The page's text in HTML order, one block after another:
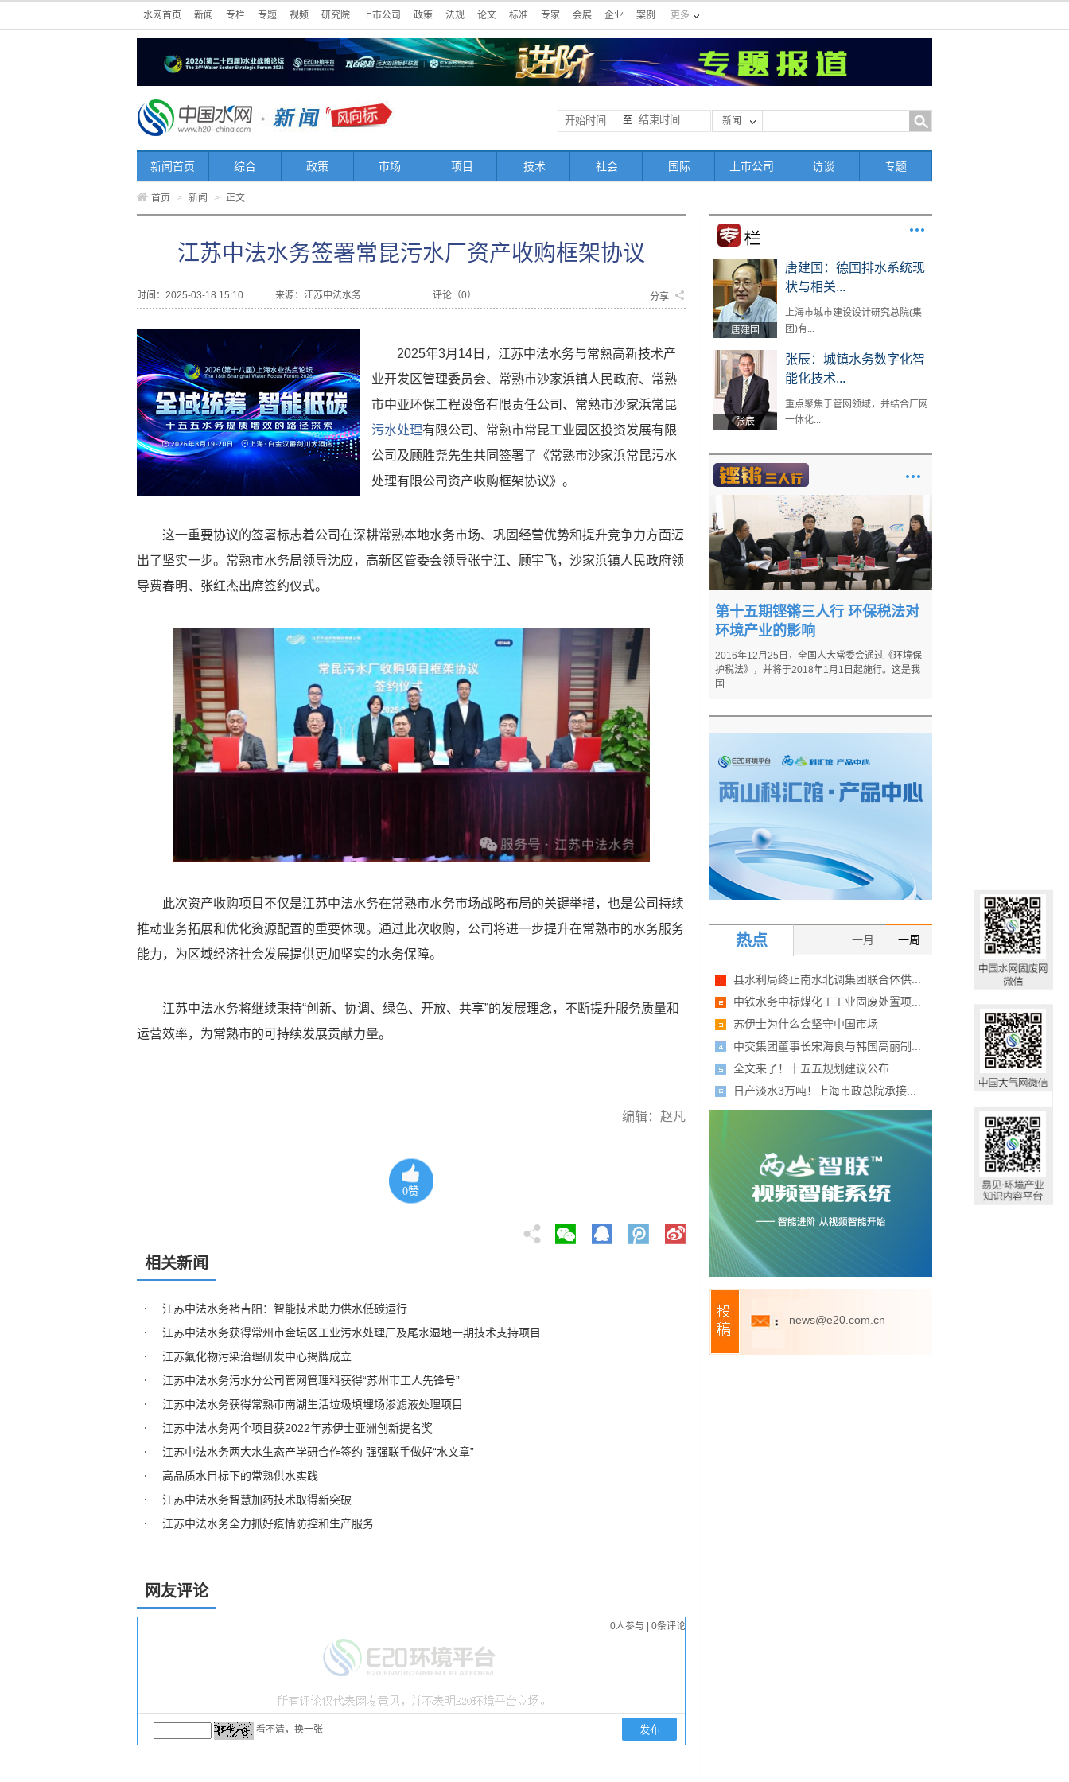
水网首页 新闻 专栏 专题 视频 研究院 上市公司 政策 法规 论文 标准 专家 会展 企业 案例 更多
至 新闻
新闻首页 综合 政策 市场 项目 技术 社会 国际 上市公司 访谈 专题
首页 > 新闻 > 正文
江苏中法水务签署常昆污水厂资产收购框架协议
时间：2025-03-18 15:10 来源： 江苏中法水务 评论（0） 分享
2025年3月14日，江苏中法水务与常熟高新技术产
业开发区管理委员会、常熟市沙家浜镇人民政府、常熟
市中亚环保工程设备有限责任公司、常熟市沙家浜常昆
污水处理有限公司、常熟市常昆工业园区投资发展有限
公司及顾胜尧先生共同签署了《常熟市沙家浜常昆污水
处理有限公司资产收购框架协议》。
这一重要协议的签署标志着公司在深耕常熟本地水务市场、巩固经营优势和提升竞争力方面迈
出了坚实一步。常熟市水务局领导沈应，高新区管委会领导张宁江、顾宇飞，沙家浜镇人民政府领
导费春明、张红杰出席签约仪式。
此次资产收购项目不仅是江苏中法水务在常熟市水务市场战略布局的关键举措，也是公司持续
推动业务拓展和优化资源配置的重要体现。通过此次收购，公司将进一步提升在常熟市的水务服务
能力，为区域经济社会发展提供更加坚实的水务保障。
江苏中法水务将继续秉持“创新、协调、绿色、开放、共享”的发展理念，不断提升服务质量和
运营效率，为常熟市的可持续发展贡献力量。
编辑：赵凡
0赞
相关新闻
江苏中法水务褚吉阳：智能技术助力供水低碳运行
江苏中法水务获得常州市金坛区工业污水处理厂及尾水湿地一期技术支持项目
江苏氟化物污染治理研发中心揭牌成立
江苏中法水务污水分公司管网管理科获得“苏州市工人先锋号”
江苏中法水务获得常熟市南湖生活垃圾填埋场渗滤液处理项目
江苏中法水务两个项目获2022年苏伊士亚洲创新提名奖
江苏中法水务两大水生态产学研合作签约 强强联手做好“水文章”
高品质水目标下的常熟供水实践
江苏中法水务智慧加药技术取得新突破
江苏中法水务全力抓好疫情防控和生产服务
网友评论
0人参与 0条评论
看不清，换一张
唐建国
唐建国：德国排水系统现
状与相关...
上海市城市建设设计研究总院(集
团)有...
张辰
张辰：城镇水务数字化智
能化技术...
重点聚焦于管网领域，并结合厂网
一体化...
第十五期铿锵三人行 环保税法对
环境产业的影响
2016年12月25日，全国人大常委会通过《环境保
护税法》，并将于2018年1月1日起施行。这是我
国...
热点 一周
一月
县水利局终止南水北调集团联合体供...
中铁水务中标煤化工工业固废处置项...
苏伊士为什么会坚守中国市场
中交集团董事长宋海良与韩国高丽制...
全文来了！十五五规划建议公布
日产淡水3万吨！上海市政总院承接...
news@e20.com.cn